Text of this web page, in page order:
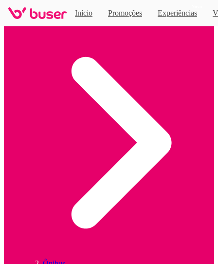
Início Promoções Experiências